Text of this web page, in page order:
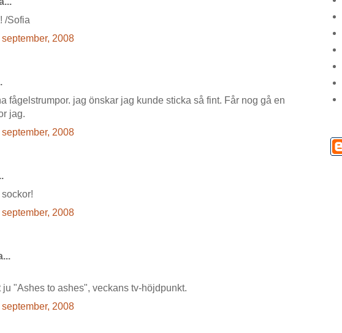
/Sofia
2008
fågelstrumpor. jag önskar jag kunde sticka så fint. Får nog gå en
jag.
2008
2008
ju "Ashes to ashes", veckans tv-höjdpunkt.
2008